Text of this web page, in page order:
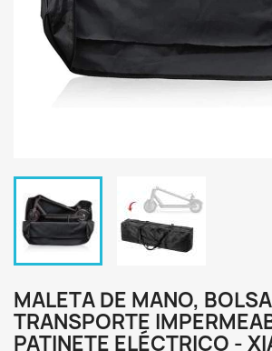
MALETA DE MANO,
TRANSPORTE
PATINETE ELÉCTRICO -